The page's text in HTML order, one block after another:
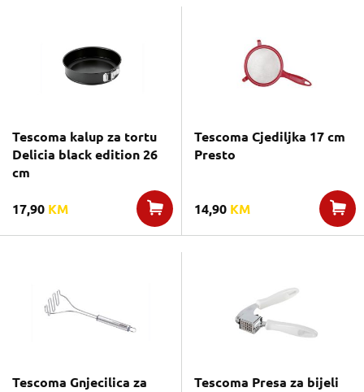
Tescoma kalup za tortu
Delicia black edition 26
cm
17,90 KM
Tescoma Cjediljka 17 cm
Presto
14,90 KM
Tescoma Gnjecilica za
Tescoma Presa za bijeli